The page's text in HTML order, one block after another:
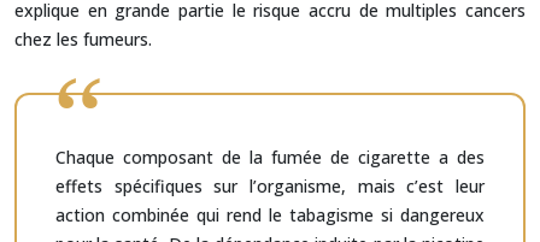
explique en grande partie le risque accru de multiples cancers
chez les fumeurs.
Chaque composant de la fumée de cigarette a des
effets spécifiques sur l’organisme, mais c’est leur
action combinée qui rend le tabagisme si dangereux